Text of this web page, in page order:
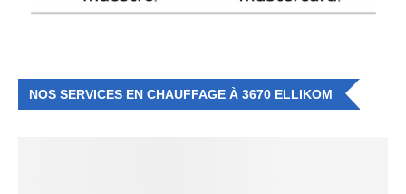
NOS SERVICES EN CHAUFFAGE À 3670 ELLIKOM